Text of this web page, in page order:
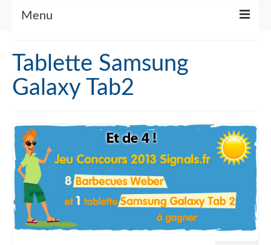
Menu
Qui sommes-nous ?
Accéder à Signals
Tablette Samsung
Galaxy Tab2